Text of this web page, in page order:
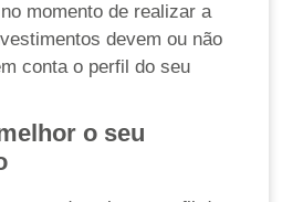
momento de realizar a
devem ou não
conta o perfil do seu
o seu